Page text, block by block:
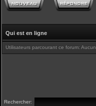
Qui est en ligne
Utilisateurs parcourant ce forum:
Rechercher: